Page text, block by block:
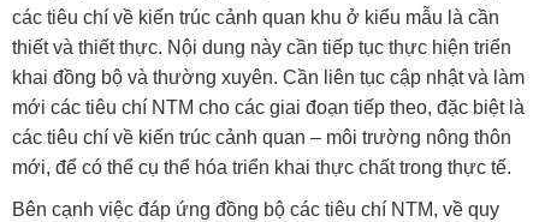
các tiêu chí về kiến trúc cảnh quan khu ở kiểu mẫu là cần
thiết và thiết thực. Nội dung này cần tiếp tục thực hiện triển
khai đồng bộ và thường xuyên. Cần liên tục cập nhật và làm
mới các tiêu chí NTM cho các giai đoạn tiếp theo, đặc biệt là
các tiêu chí về kiến trúc cảnh quan – môi trường nông thôn
mới, để có thể cụ thể hóa triển khai thực chất trong thực tế.
Bên cạnh việc đáp ứng đồng bộ các tiêu chí NTM, về quy